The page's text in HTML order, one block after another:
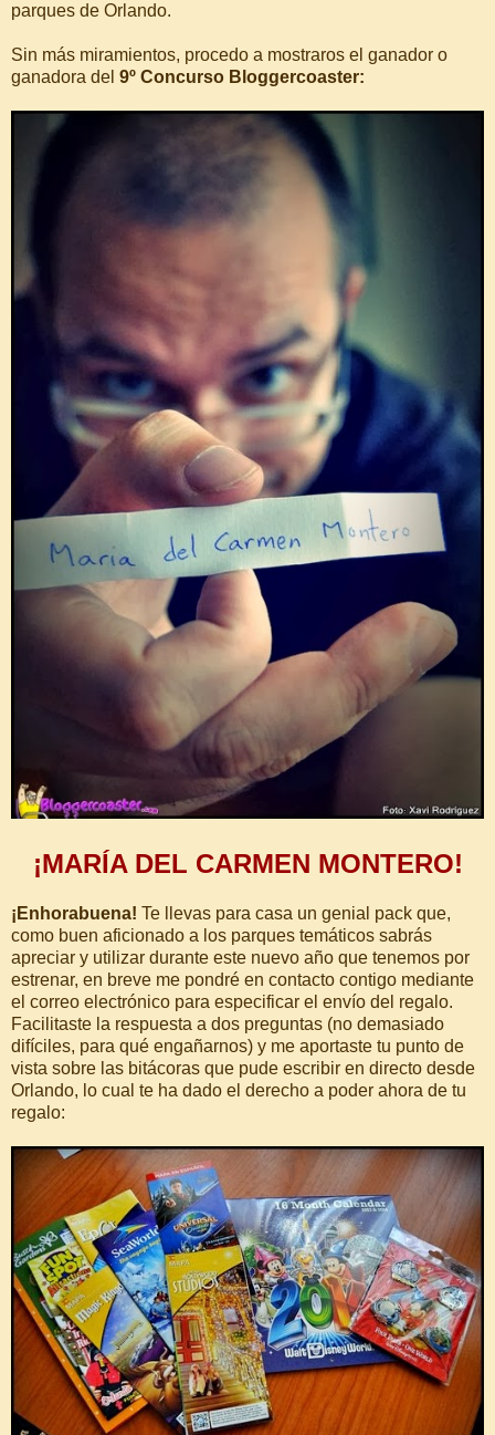
parques de Orlando.
Sin más miramientos, procedo a mostraros el ganador o
ganadora del 9º Concurso Bloggercoaster:
¡MARÍA DEL CARMEN MONTERO!
¡Enhorabuena! Te llevas para casa un genial pack que,
como buen aficionado a los parques temáticos sabrás
apreciar y utilizar durante este nuevo año que tenemos por
estrenar, en breve me pondré en contacto contigo mediante
el correo electrónico para especificar el envío del regalo.
Facilitaste la respuesta a dos preguntas (no demasiado
difíciles, para qué engañarnos) y me aportaste tu punto de
vista sobre las bitácoras que pude escribir en directo desde
Orlando, lo cual te ha dado el derecho a poder ahora de tu
regalo: